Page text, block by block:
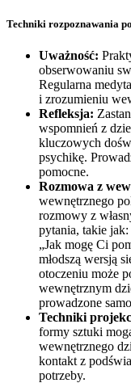
Techniki rozpoznawania
Uważność:
obserwowaniu
Regularna
i zrozumieniu
Refleksja:
wspomnień z
kluczowych
psychikę.
pomocne.
Rozmowa z
wewnętrznego
rozmowy z
pytania, takie jak:
„Jak mogę Ci
młodszą wersją
otoczeniu może
wewnętrznym
prowadzone
Techniki
formy sztuki
wewnętrznego
kontakt z
potrzeby.